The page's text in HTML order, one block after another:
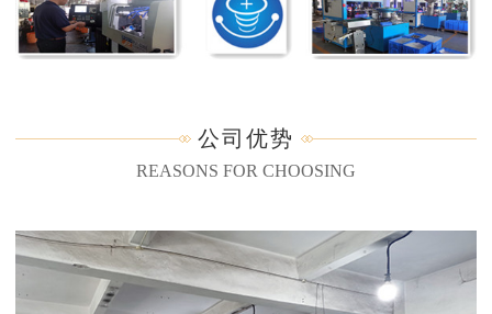
公司优势
REASONS FOR CHOOSING